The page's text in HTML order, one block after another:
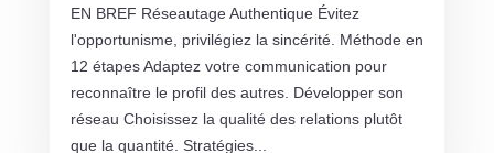
EN BREF Réseautage Authentique Évitez
l'opportunisme, privilégiez la sincérité. Méthode en
12 étapes Adaptez votre communication pour
reconnaître le profil des autres. Développer son
réseau Choisissez la qualité des relations plutôt
que la quantité. Stratégies...